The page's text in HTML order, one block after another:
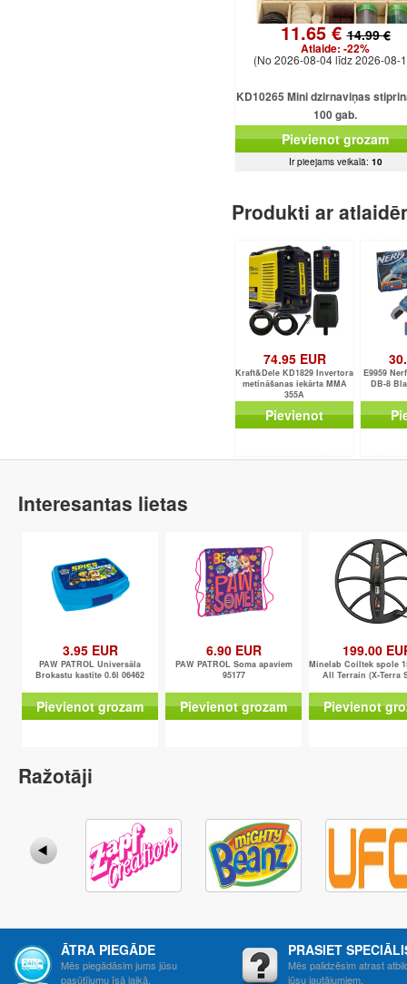
11.65 €14.99 €
Atlaide: -22%
(No 2026-08-04 līdz 2026-08-
KD10265 Mini dzirnaviņas
100 gab.
Pievienot grozam
Ir pieejams veikalā: 10
Produkti ar
74.95 EUR
Kraft&Dele KD1829 Invertora
metināšanas iekārta MMA
355A
Pievienot
E9959
DB-8
Interesantas lietas
3.95 EUR
PAW PATROL Universāla
Brokastu kastīte 0.6l 06462
Pievienot grozam
6.90 EUR
PAW PATROL Soma apaviem
95177
Pievienot grozam
199.00
Minelab Coiltek spole
All Terrain (X-Terra
Pievienot
Ražotāji
ĀTRA PIEGĀDE
Mēs piegādāsim jums jūsu
pasūtījumu īsā laikā.
PRASIET
Mēs palidzēsim atrast
jūsu jautājumiem.